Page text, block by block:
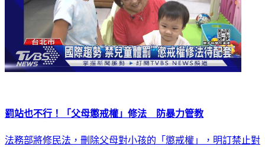
罰站也不行！「父母懲戒權」修法 防暴力管教
法務部將修民法，刪除父母對小孩的「懲戒權」，明訂禁止對